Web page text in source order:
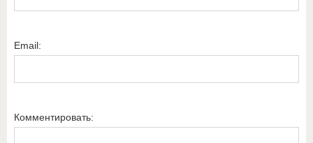
Email:
Комментировать: